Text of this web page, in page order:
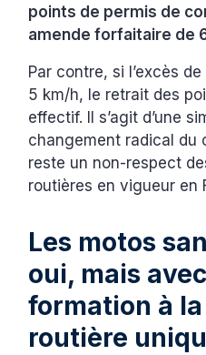
points de permis de
amende forfaitaire de
Par contre, si l’excès
5 km/h, le retrait des
effectif. Il s’agit d’une
changement radical du
reste un non-respect
routières en vigueur en
Les motos
oui, mais
formation à
routière